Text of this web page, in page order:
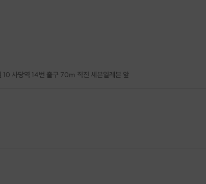
10 사당역 14번 출구 70m 직진 세븐일레븐 앞